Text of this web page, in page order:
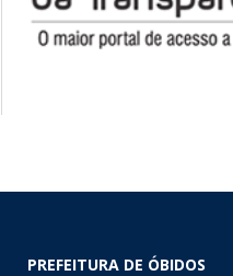
PREFEITURA DE ÓBIDOS